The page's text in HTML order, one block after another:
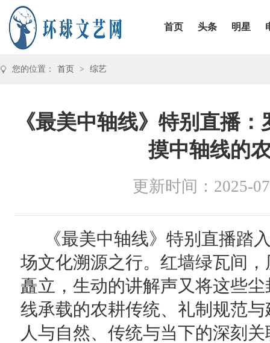
首页 头条 明星
您的位置： 首页 > 综艺
《最美中轴线》特别直播
摸中轴线的
更新时间：2025-
《最美中轴线》特别直播踏
场文化溯源之行。红墙绿瓦间
矗立，生动的讲解声又将这些
线承载的农耕传统、礼制规范
人与自然、传统与当下的深刻关